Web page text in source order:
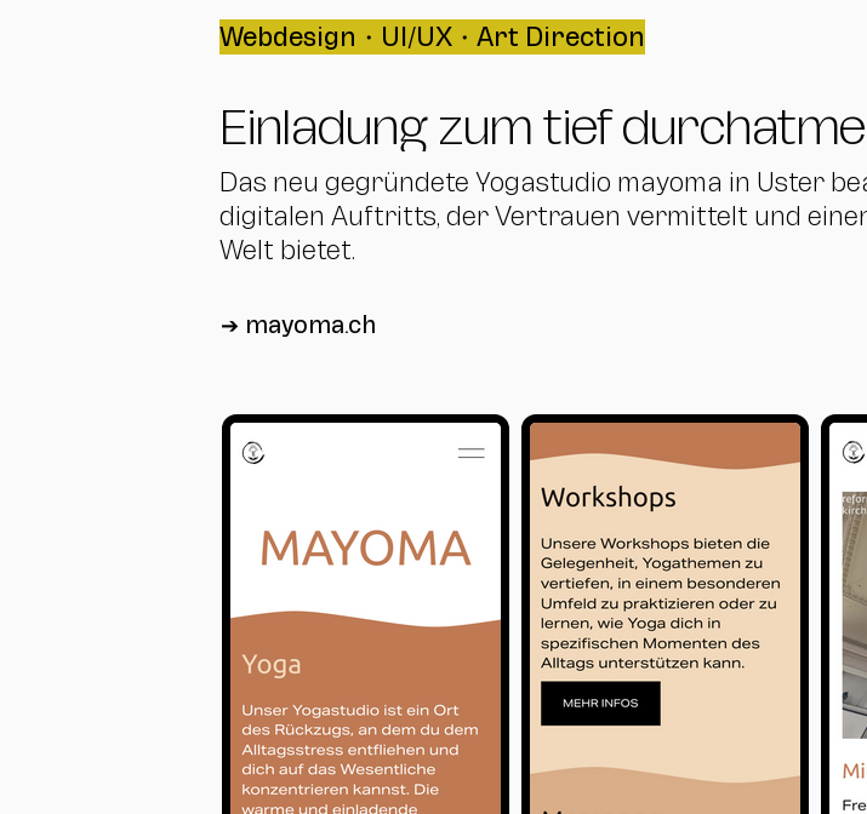
Webdesign・UI/UX・Art Direction
Einladung zum tief
Das neu gegründete Yogastudio mayoma in Uster
digitalen Auftritts, der Vertrauen vermittelt und
Welt bietet.
➔ mayoma.ch